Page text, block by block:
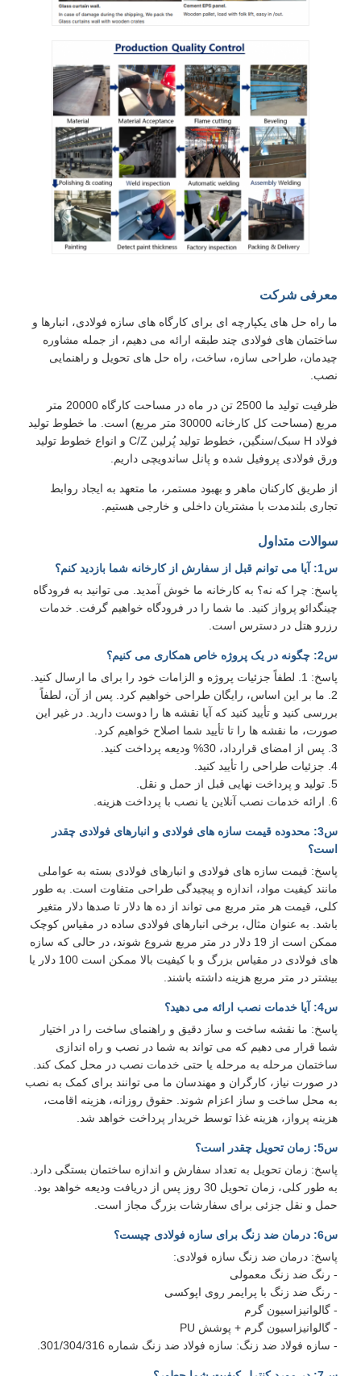
معرفی شرکت
ما راه حل های یکپارچه ای برای کارگاه های سازه فولادی، انبارها و
ساختمان های فولادی چند طبقه ارائه می دهیم، از جمله مشاوره
چیدمان، طراحی سازه، ساخت، راه حل های تحویل و راهنمایی
نصب.
ظرفیت تولید ما 2500 تن در ماه در مساحت کارگاه 20000 متر
مربع (مساحت کل کارخانه 30000 متر مربع) است. ما خطوط تولید
فولاد H سبک/سنگین، خطوط تولید پُرلین C/Z و انواع خطوط تولید
ورق فولادی پروفیل شده و پانل ساندویچی داریم.
از طریق کارکنان ماهر و بهبود مستمر، ما متعهد به ایجاد روابط
تجاری بلندمدت با مشتریان داخلی و خارجی هستیم.
سوالات متداول
س1: آیا می توانم قبل از سفارش از کارخانه شما بازدید کنم؟
پاسخ: چرا که نه؟ به کارخانه ما خوش آمدید. می توانید به فرودگاه
چینگدائو پرواز کنید. ما شما را در فرودگاه خواهیم گرفت. خدمات
رزرو هتل در دسترس است.
س2: چگونه در یک پروژه خاص همکاری می کنیم؟
پاسخ: 1. لطفاً جزئیات پروژه و الزامات خود را برای ما ارسال کنید.
2. ما بر این اساس، رایگان طراحی خواهیم کرد. پس از آن، لطفاً
بررسی کنید و تأیید کنید که آیا نقشه ها را دوست دارید. در غیر این
صورت، ما نقشه ها را تا تأیید شما اصلاح خواهیم کرد.
3. پس از امضای قرارداد، 30% ودیعه پرداخت کنید.
4. جزئیات طراحی را تأیید کنید.
5. تولید و پرداخت نهایی قبل از حمل و نقل.
6. ارائه خدمات نصب آنلاین یا نصب با پرداخت هزینه.
س3: محدوده قیمت سازه های فولادی و انبارهای فولادی چقدر
است؟
پاسخ: قیمت سازه های فولادی و انبارهای فولادی بسته به عواملی
مانند کیفیت مواد، اندازه و پیچیدگی طراحی متفاوت است. به طور
کلی، قیمت هر متر مربع می تواند از ده ها دلار تا صدها دلار متغیر
باشد. به عنوان مثال، برخی انبارهای فولادی ساده در مقیاس کوچک
ممکن است از 19 دلار در متر مربع شروع شوند، در حالی که سازه
های فولادی در مقیاس بزرگ و با کیفیت بالا ممکن است 100 دلار یا
بیشتر در متر مربع هزینه داشته باشند.
س4: آیا خدمات نصب ارائه می دهید؟
پاسخ: ما نقشه ساخت و ساز دقیق و راهنمای ساخت را در اختیار
شما قرار می دهیم که می تواند به شما در نصب و راه اندازی
ساختمان مرحله به مرحله یا حتی خدمات نصب در محل کمک کند.
در صورت نیاز، کارگران و مهندسان ما می توانند برای کمک به نصب
به محل ساخت و ساز اعزام شوند. حقوق روزانه، هزینه اقامت،
هزینه پرواز، هزینه غذا توسط خریدار پرداخت خواهد شد.
س5: زمان تحویل چقدر است؟
پاسخ: زمان تحویل به تعداد سفارش و اندازه ساختمان بستگی دارد.
به طور کلی، زمان تحویل 30 روز پس از دریافت ودیعه خواهد بود.
حمل و نقل جزئی برای سفارشات بزرگ مجاز است.
س6: درمان ضد زنگ برای سازه فولادی چیست؟
پاسخ: درمان ضد زنگ سازه فولادی:
- رنگ ضد زنگ معمولی
- رنگ ضد زنگ با پرایمر روی اپوکسی
- گالوانیزاسیون گرم
- گالوانیزاسیون گرم + پوشش PU
- سازه فولاد ضد زنگ: سازه فولاد ضد زنگ شماره 301/304/316.